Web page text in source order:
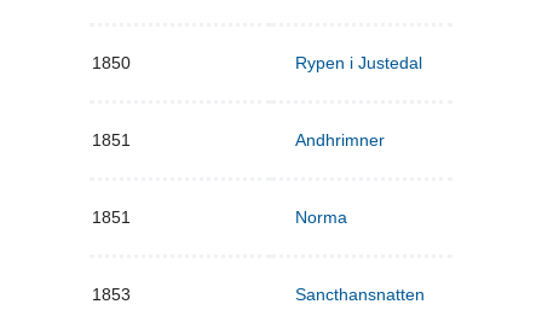
1850 Rypen i Justedal
1851 Andhrimner
1851 Norma
1853 Sancthansnatten